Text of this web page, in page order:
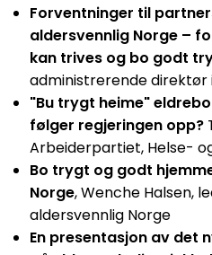
Forventninger til
aldersvennlig Norge –
kan trives og bo godt
administrerende direktør i
"Bu trygt heime"
følger regjeringen opp?
Arbeiderpartiet, Helse-
Bo trygt og godt
Norge, Wenche Halsen,
aldersvennlig Norge
En presentasjon av det